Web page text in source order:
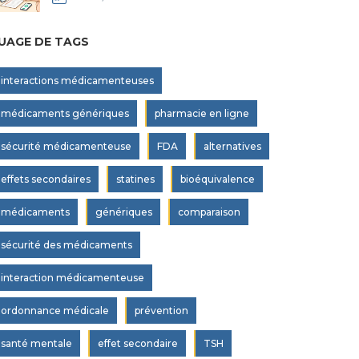
DE TAGS
interactions médicamenteuses
médicaments génériques pharmacie en ligne
sécurité médicamenteuse FDA alternatives
effets secondaires statines bioéquivalence
médicaments génériques comparaison
sécurité des médicaments
interaction médicamenteuse
ordonnance médicale prévention
santé mentale effet secondaire TSH